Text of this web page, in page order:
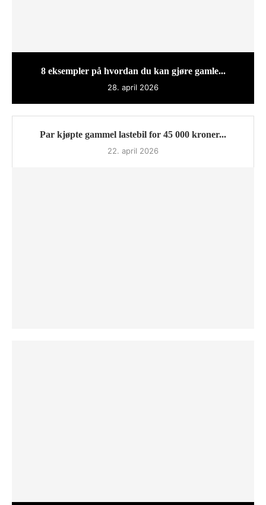
8 eksempler på hvordan du kan gjøre gamle...
28. april 2026
Par kjøpte gammel lastebil for 45 000 kroner...
22. april 2026